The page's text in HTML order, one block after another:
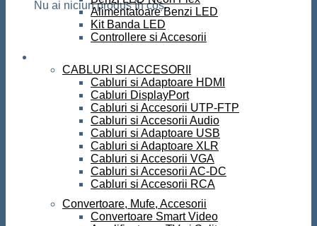
Nu ai niciun produs în coș.
Alimentatoare Benzi LED
Kit Banda LED
Controllere si Accesorii
CABLURI SI ACCESORII
Cabluri si Adaptoare HDMI
Cabluri DisplayPort
Cabluri si Accesorii UTP-FTP
Cabluri si Accesorii Audio
Cabluri si Adaptoare USB
Cabluri si Adaptoare XLR
Cabluri si Accesorii VGA
Cabluri si Accesorii AC-DC
Cabluri si Accesorii RCA
Convertoare, Mufe, Accesorii
Convertoare Smart Video